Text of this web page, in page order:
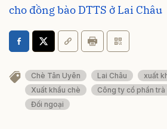
cho đồng bào DTTS ở Lai Châu
Chè Tân Uyên Lai Châu
xuất
Xuất khẩu chè
Công ty cổ phần
Đối ngoại